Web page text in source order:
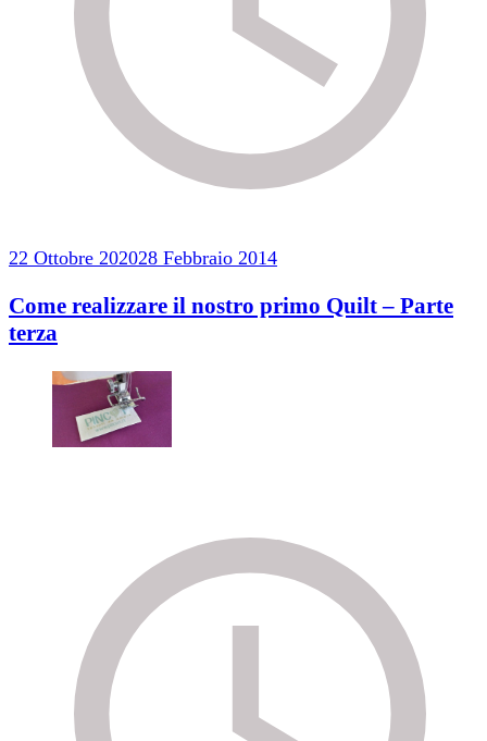
22 Ottobre 202028 Febbraio 2014
Come realizzare il nostro primo Quilt – Parte
terza